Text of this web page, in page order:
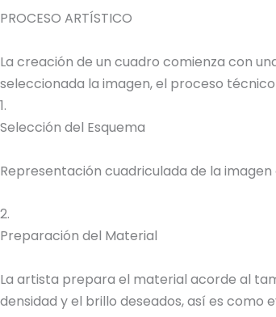
PROCESO ARTÍSTICO
La creación de un cuadro comienza con
seleccionada la imagen, el proceso técnico
1.
Selección del Esquema
Representación cuadriculada de la
2.
Preparación del Material
La artista prepara el material acorde al
densidad y el brillo deseados, así es como